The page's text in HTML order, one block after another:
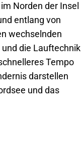
Norden der Insel
entlang von
wechselnden
die Lauftechnik
Tempo
darstellen
und das